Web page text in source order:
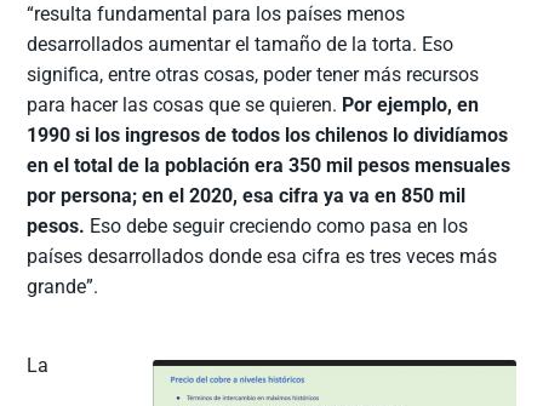
“resulta fundamental para los países menos
desarrollados aumentar el tamaño de la torta. Eso
significa, entre otras cosas, poder tener más recursos
para hacer las cosas que se quieren. Por ejemplo, en
1990 si los ingresos de todos los chilenos lo dividíamos
en el total de la población era 350 mil pesos mensuales
por persona; en el 2020, esa cifra ya va en 850 mil
pesos. Eso debe seguir creciendo como pasa en los
países desarrollados donde esa cifra es tres veces más
grande”.
La